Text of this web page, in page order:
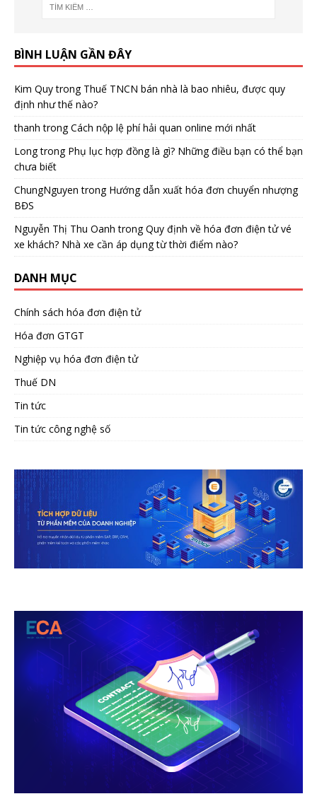
BÌNH LUẬN GẦN ĐÂY
Kim Quytrong Thuế TNCN bán nhà là bao nhiêu, được quy
định như thế nào?
thanh trongCách nộp lệ phí hải quan online mới nhất
Longtrong Phụ lục hợp đồng là gì? Những điều bạn có thể bạn
chưa biết
ChungNguyen trong Hướng dẫn xuất hóa đơn chuyển nhượng
BĐS
Nguyễn Thị Thu Oanh trongQuy định về hóa đơn điện tử vé
xe khách? Nhà xe cần áp dụng từ thời điểm nào?
DANH MỤC
Chính sách hóa đơn điện tử
Hóa đơn GTGT
Nghiệp vụ hóa đơn điện tử
Thuế DN
Tin tức
Tin tức công nghệ số